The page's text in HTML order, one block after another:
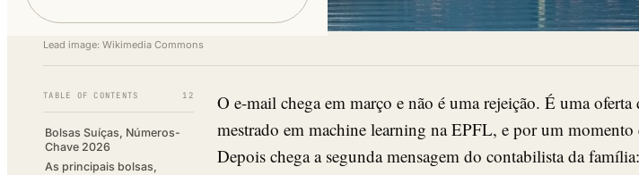
Lead image: Wikimedia Commons
TABLE OF CONTENTS 12
Bolsas Suíças, Números-
Chave 2026
As principais bolsas,
O e-mail chega em março e não é uma rejeição. É uma oferta
mestrado em machine learning na EPFL, e por um
Depois chega a segunda mensagem do contabilista da